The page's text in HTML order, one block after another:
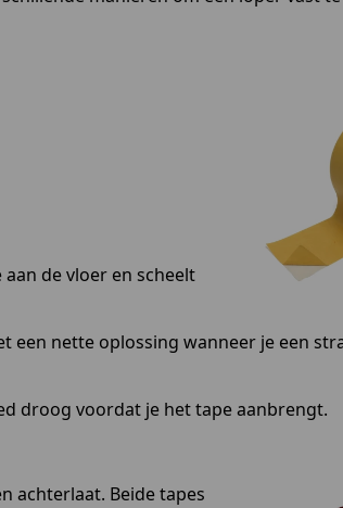
de vloer en scheelt
een nette oplossing wanneer je een
droog voordat je het tape aanbrengt.
achterlaat. Beide tapes